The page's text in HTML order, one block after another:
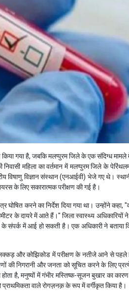
गया है, जबकि मलप्पुरम जिले के एक संदिग्ध मामले
महिला का वर्तमान में मलप्पुरम जिले के
विषाणु विज्ञान संस्थान (एनआईवी) भेजे गए थे।
के लिए सकारात्मक परीक्षण की गई है।
घोषित करने का निर्देश दिया गया था। उन्होंने कहा,
के दायरे में आते हैं।" जिला स्वास्थ्य अधिकारियों
संपर्क में आई हो सकती है। एक अधिकारी ने बताया
पलक्कड़ और कोझिकोड में परीक्षण के नतीजे आने से पहले
की निगरानी और जनता को सूचित करने के लिए
है, मनुष्यों में गंभीर मस्तिष्क-सूजन बुखार का
वाले रोगज़नक़ के रूप में वर्गीकृत किया है।